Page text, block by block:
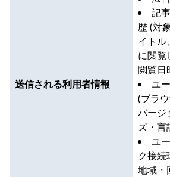
送信される利用者情報
記
歴 (対
イトル
に閲覧
閲覧日
ユ
(ブラ
バージ
ズ・言
ユ
ク接続
地域・